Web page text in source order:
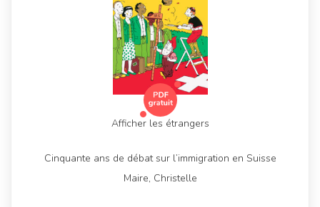
Afficher les étrangers
Cinquante ans de débat sur l’immigration en Suisse
Maire, Christelle